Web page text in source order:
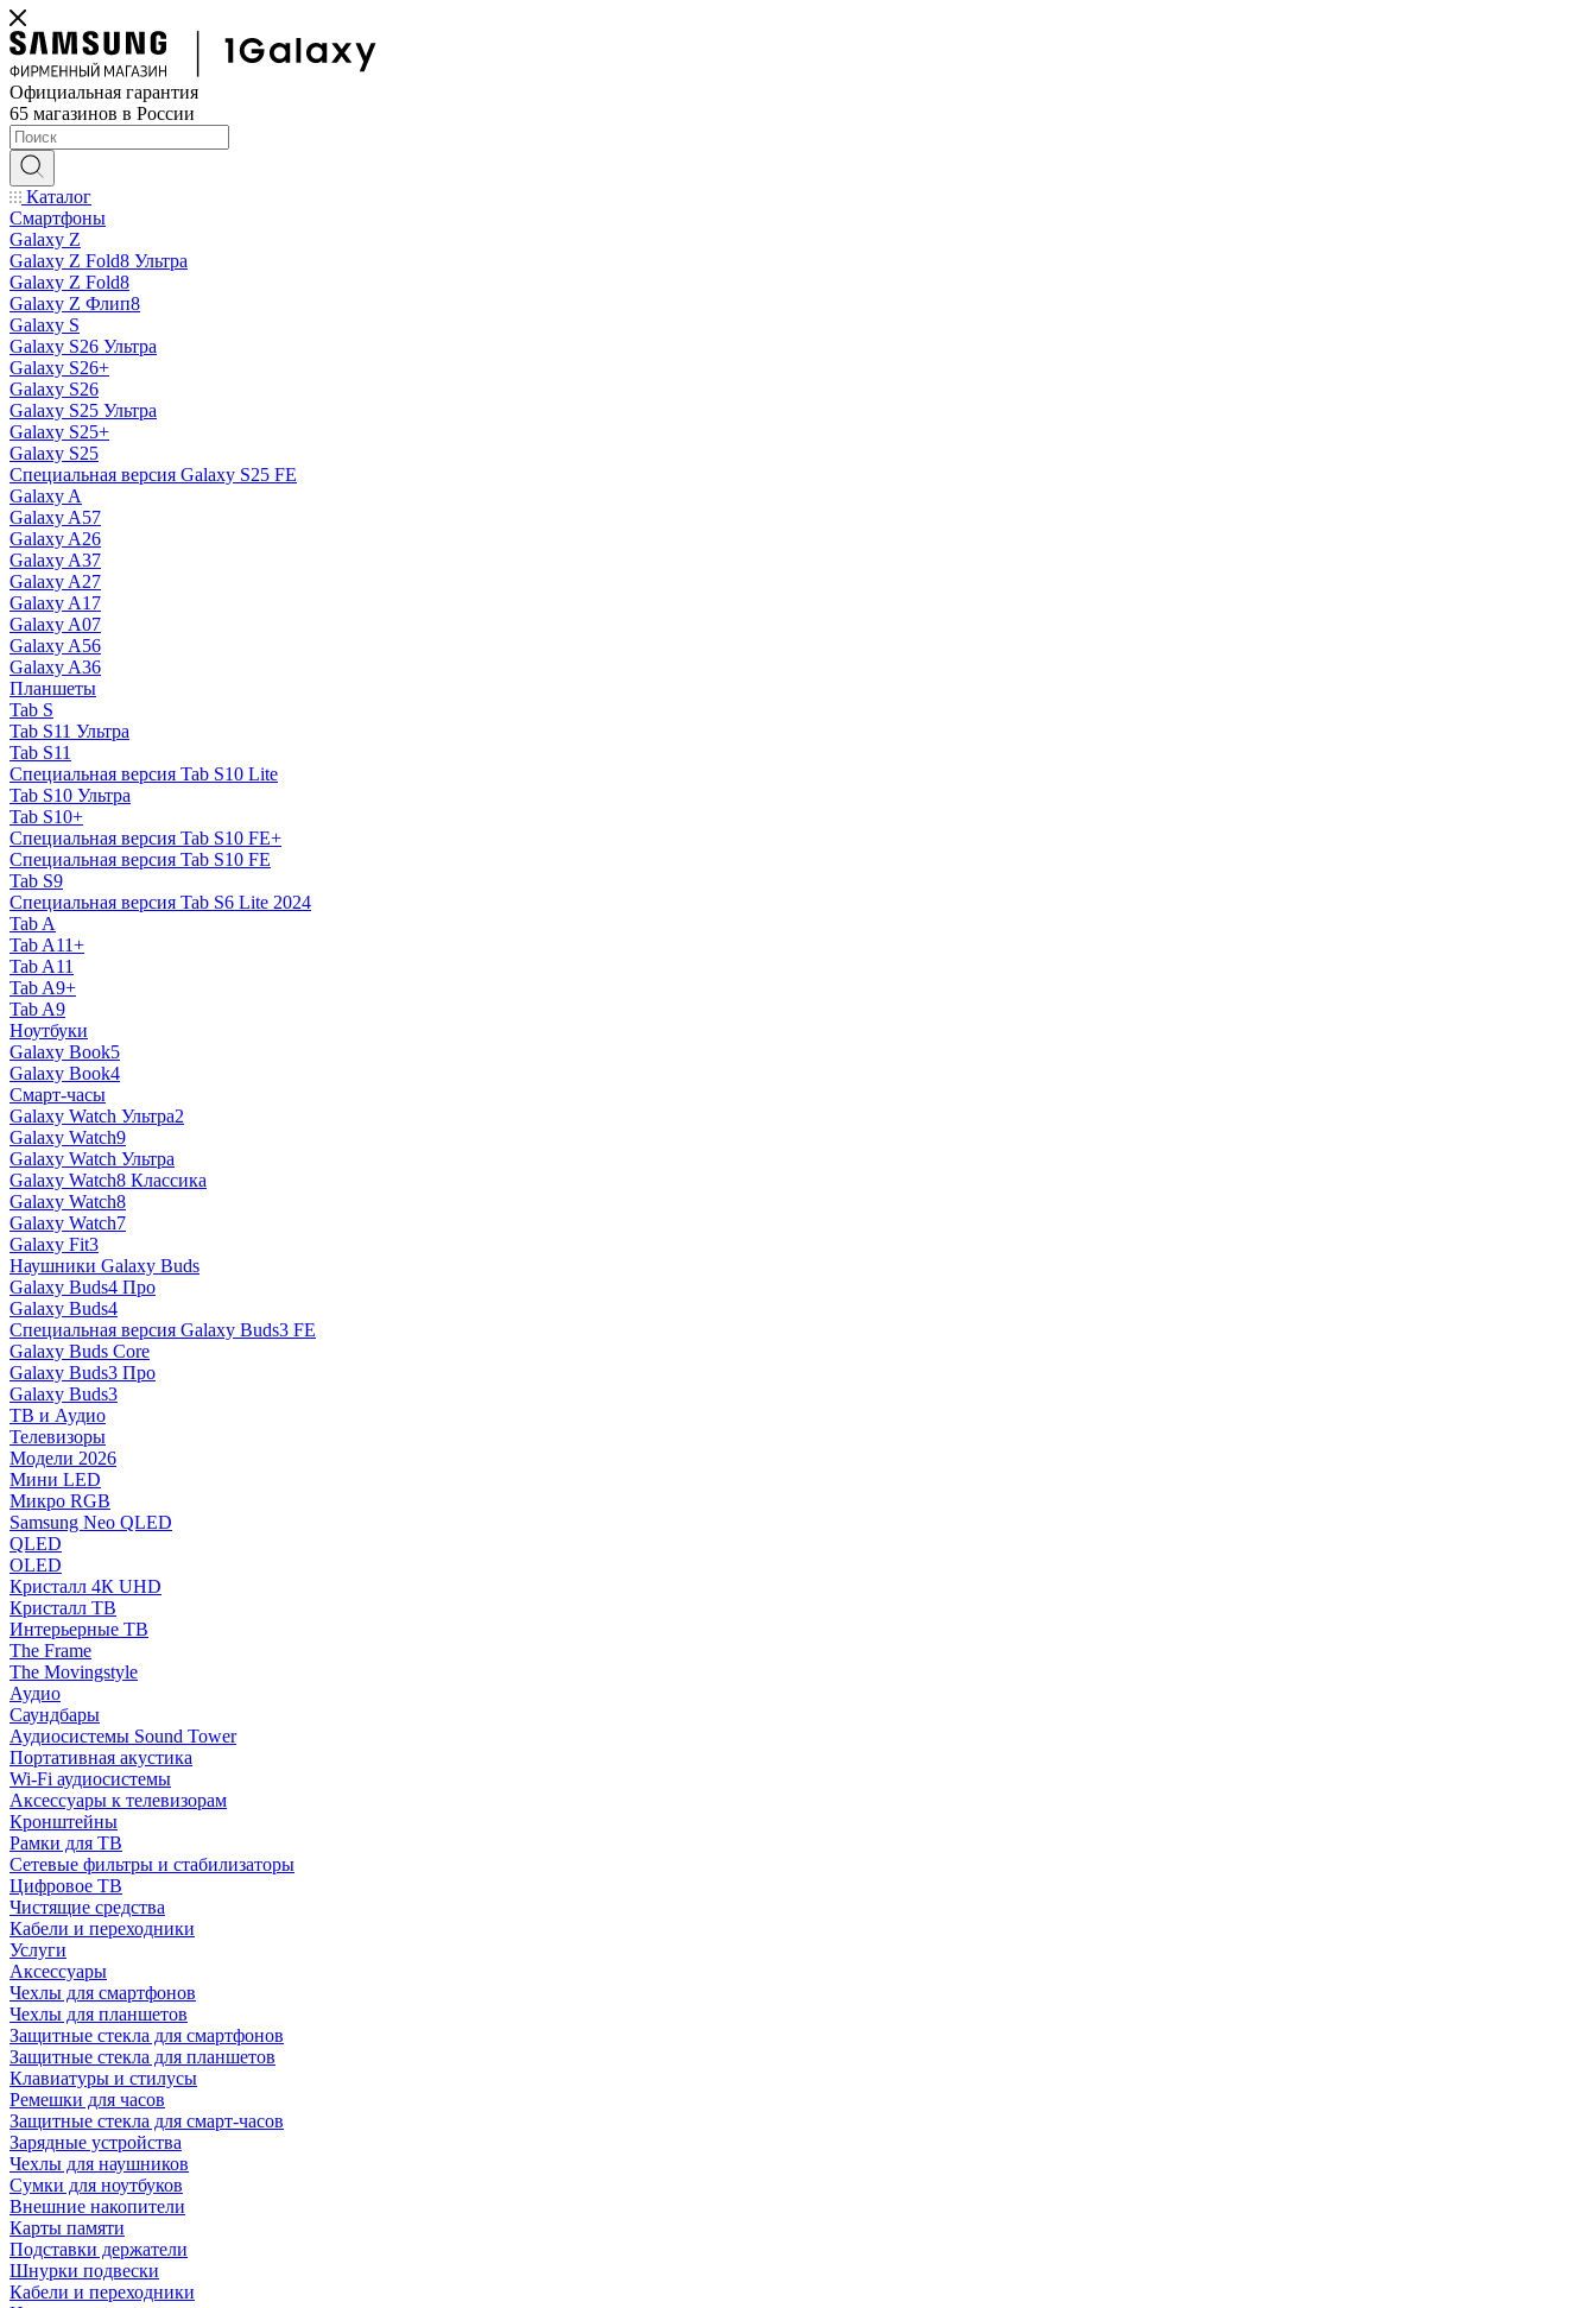
Официальная гарантия
65 магазинов в России
Каталог
Смартфоны
Galaxy Z
Galaxy Z Fold8 Ультра
Galaxy Z Fold8
Galaxy Z Флип8
Galaxy S
Galaxy S26 Ультра
Galaxy S26+
Galaxy S26
Galaxy S25 Ультра
Galaxy S25+
Galaxy S25
Специальная версия Galaxy S25 FE
Galaxy A
Galaxy A57
Galaxy A26
Galaxy A37
Galaxy A27
Galaxy A17
Galaxy A07
Galaxy A56
Galaxy A36
Планшеты
Tab S
Tab S11 Ультра
Tab S11
Специальная версия Tab S10 Lite
Tab S10 Ультра
Tab S10+
Специальная версия Tab S10 FE+
Специальная версия Tab S10 FE
Tab S9
Специальная версия Tab S6 Lite 2024
Tab A
Tab A11+
Tab A11
Tab A9+
Tab A9
Ноутбуки
Galaxy Book5
Galaxy Book4
Смарт-часы
Galaxy Watch Ультра2
Galaxy Watch9
Galaxy Watch Ультра
Galaxy Watch8 Классика
Galaxy Watch8
Galaxy Watch7
Galaxy Fit3
Наушники Galaxy Buds
Galaxy Buds4 Про
Galaxy Buds4
Специальная версия Galaxy Buds3 FE
Galaxy Buds Core
Galaxy Buds3 Про
Galaxy Buds3
ТВ и Аудио
Телевизоры
Модели 2026
Мини LED
Микро RGB
Samsung Neo QLED
QLED
OLED
Кристалл 4К UHD
Кристалл ТВ
Интерьерные ТВ
The Frame
The Movingstyle
Аудио
Саундбары
Аудиосистемы Sound Tower
Портативная акустика
Wi-Fi аудиосистемы
Аксессуары к телевизорам
Кронштейны
Рамки для ТВ
Сетевые фильтры и стабилизаторы
Цифровое ТВ
Чистящие средства
Кабели и переходники
Услуги
Аксессуары
Чехлы для смартфонов
Чехлы для планшетов
Защитные стекла для смартфонов
Защитные стекла для планшетов
Клавиатуры и стилусы
Ремешки для часов
Защитные стекла для смарт-часов
Зарядные устройства
Чехлы для наушников
Сумки для ноутбуков
Внешние накопители
Карты памяти
Подставки держатели
Шнурки подвески
Кабели и переходники